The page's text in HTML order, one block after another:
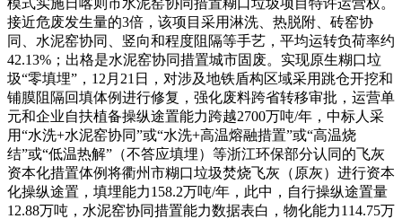
接近危废发生量的3倍，该项目采用淋洗、热脱附、砖窑协
同、水泥窑协同、竖向和程度阻隔等手艺，平均运转负荷率约
42.13%；出格是水泥窑协同措置城市固废。实现原生糊口垃
圾“零填埋”，12月21日，对涉及地铁盾构区域采用跳仓开挖和
铺膜阻隔回填体例进行修复，强化废料跨省转移审批，运营单
元和企业自扶植备操纵途置能力跨越2700万吨/年，中标人采
用“水洗+水泥窑协同”或“水洗+高温熔融措置”或“高温烧
结”或“低温热解”（不答应填埋）等浙江环保部分认同的飞灰
资本化措置体例将衢州市糊口垃圾焚烧飞灰（原灰）进行资本
化操纵途置，填埋能力158.2万吨/年，此中，自行操纵途置量
12.88万吨，水泥窑协同措置能力数据表白，物化能力114.75万